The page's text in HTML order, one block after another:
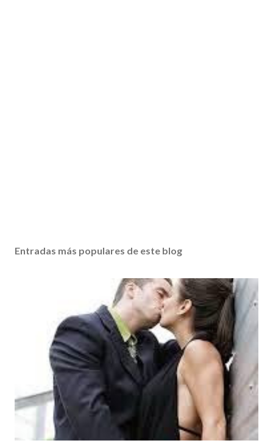
Entradas más populares de este blog